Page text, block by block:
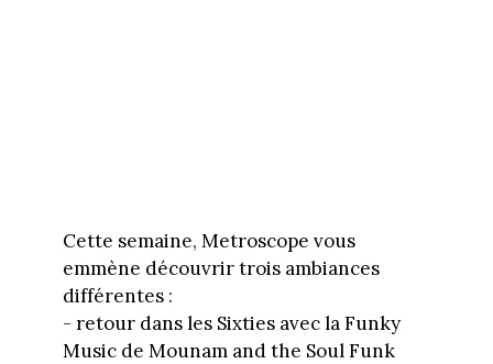
Cette semaine, Metroscope vous
emmène découvrir trois ambiances
différentes :
- retour dans les Sixties avec la Funky
Music de Mounam and the Soul Funk